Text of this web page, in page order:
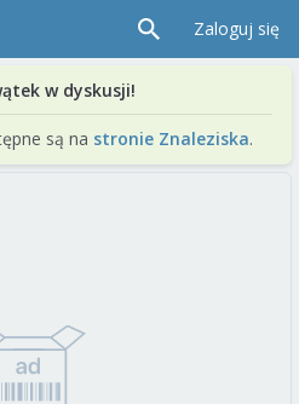
Zaloguj się
w dyskusji!
są na stronie Znaleziska.